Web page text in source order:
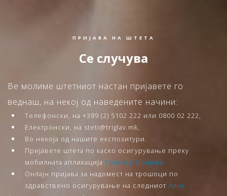
ПРИЈАВА НА ШТЕТА
Се случува
Ве молиме штетниот настан пријавете го
веднаш, на некој од наведените начини:
Телефонски, на +389 (2) 5102 222 или 0800 02 222,
Електронски, на steti@triglav.mk,
Во некоја од нашите експозитури.
Пријавете штета по каско осигурување преку
мобилната апликација Триглав Пријава
Онлајн пријава за надомест на трошоци по
здравствено осигурување на следниот линк